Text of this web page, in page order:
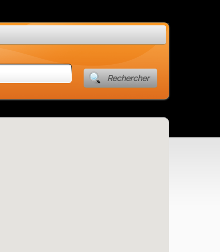
Rechercher